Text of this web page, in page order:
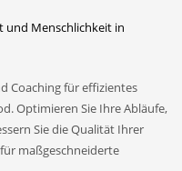
Coaching für effizientes
Optimieren Sie Ihre Abläufe,
Sie die Qualität Ihrer
maßgeschneiderte